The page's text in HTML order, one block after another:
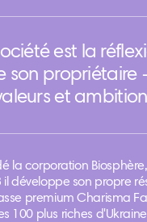
est la
son propriétaire
et
la corporation
il développe son propre
premium Charisma
100 plus riches